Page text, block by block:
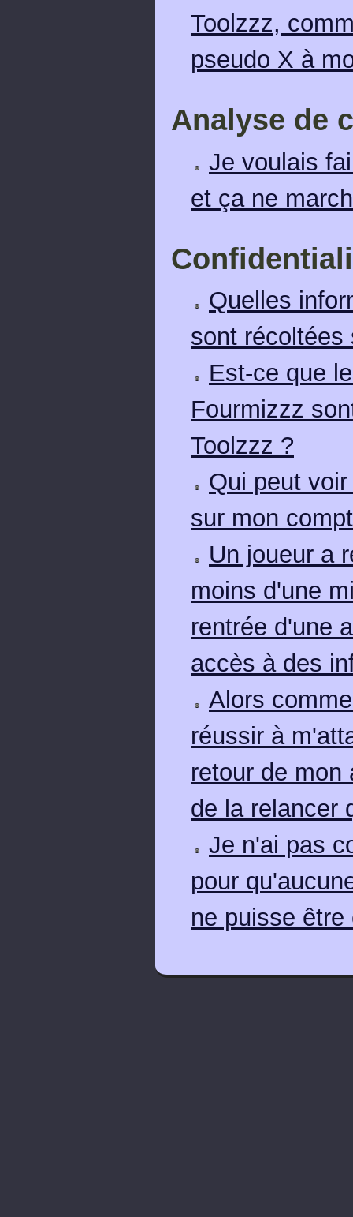
Toolzzz,
pseudo X à
Analyse de
Je voulais
et ça ne
Quelles
sont récoltées
Est-ce que
Fourmizzz
Toolzzz ?
Qui peut
sur mon
Un joueur a
moins d'une
rentrée d'une
accès à des
Alors
réussir à
retour de mon
de la relancer
Je n'ai pas
pour
ne puisse être